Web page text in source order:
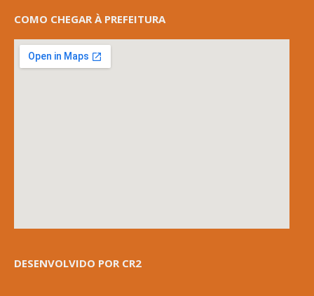
COMO CHEGAR À PREFEITURA
DESENVOLVIDO POR CR2